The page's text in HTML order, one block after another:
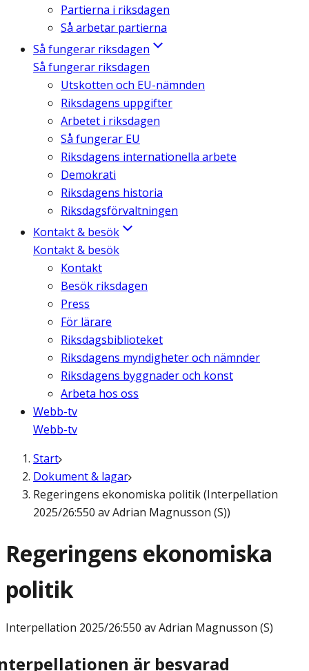
Partierna i riksdagen
Så arbetar partierna
Så fungerar riksdagen
Så fungerar riksdagen
Utskotten och EU-nämnden
Riksdagens uppgifter
Arbetet i riksdagen
Så fungerar EU
Riksdagens internationella arbete
Demokrati
Riksdagens historia
Riksdagsförvaltningen
Kontakt & besök
Kontakt & besök
Kontakt
Besök riksdagen
Press
För lärare
Riksdagsbiblioteket
Riksdagens myndigheter och nämnder
Riksdagens byggnader och konst
Arbeta hos oss
Webb-tv
Webb-tv
Start
Dokument & lagar
Regeringens ekonomiska politik (Interpellation
2025/26:550 av Adrian Magnusson (S))
Regeringens ekonomiska
politik
Interpellation 2025/26:550 av Adrian Magnusson (S)
är besvarad